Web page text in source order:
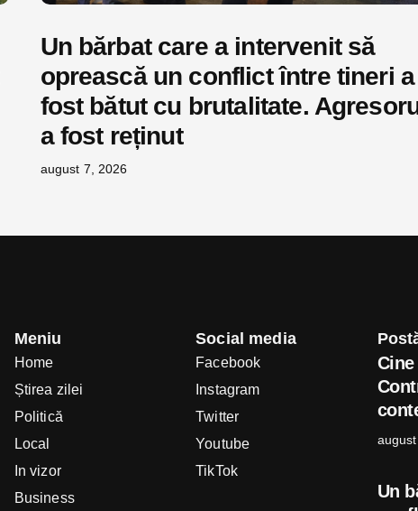
Un bărbat care a intervenit să
oprească un conflict între tineri a
fost bătut cu brutalitate.
a fost reținut
august 7, 2026
Meniu
Home
Știrea zilei
Politică
Local
In vizor
Business
Social media
Facebook
Instagram
Twitter
Youtube
TikTok
Un